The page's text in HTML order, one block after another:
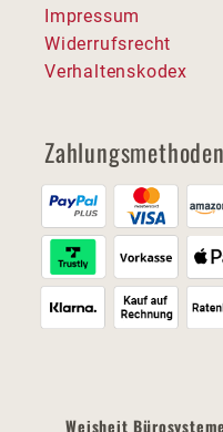
Impressum
Widerrufsrecht
Verhaltenskodex
Zahlungsmethoden
Weisheit